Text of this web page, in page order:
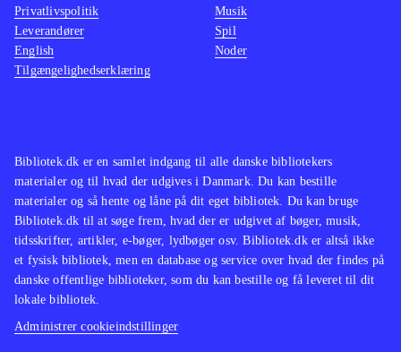
Bibliotek.dk er en samlet indgang til alle danske bibliotekers
materialer og til hvad der udgives i Danmark. Du kan bestille
materialer og så hente og låne på dit eget bibliotek. Du kan bruge
Bibliotek.dk til at søge frem, hvad der er udgivet af bøger, musik,
tidsskrifter, artikler, e-bøger, lydbøger osv. Bibliotek.dk er altså ikke
et fysisk bibliotek, men en database og service over hvad der findes på
danske offentlige biblioteker, som du kan bestille og få leveret til dit
lokale bibliotek.
Administrer cookieindstillinger
Privatlivspolitik
Leverandører
English
Tilgængelighedserklæring
Musik
Spil
Noder